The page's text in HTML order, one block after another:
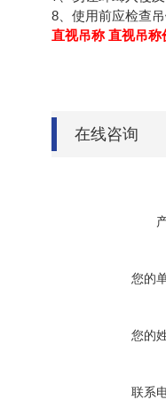
8、使用前应检查
直视吊称 直视吊
在线咨询
您的
您的
联系